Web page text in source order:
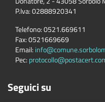
P.Iva:02888920341
Telefono:0521.669611
Fax:0521669669
Email:
Pec:
Seguici su